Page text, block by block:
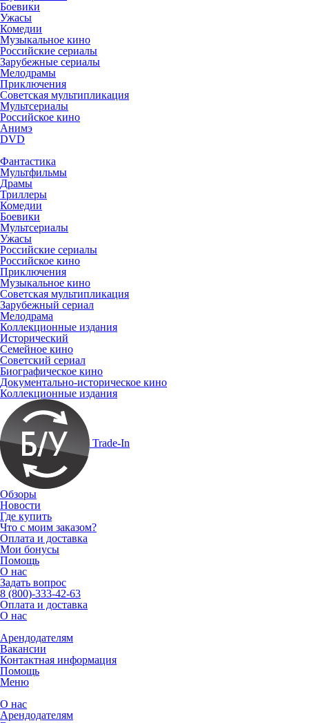
Боевики
Ужасы
Комедии
Музыкальное кино
Российские сериалы
Зарубежные сериалы
Мелодрамы
Приключения
Советская мультипликация
Мультсериалы
Российское кино
Анимэ
DVD
Фантастика
Мультфильмы
Драмы
Триллеры
Комедии
Боевики
Мультсериалы
Ужасы
Российские сериалы
Российское кино
Приключения
Музыкальное кино
Советская мультипликация
Зарубежный сериал
Мелодрама
Коллекционные издания
Исторический
Семейное кино
Советский сериал
Биографическое кино
Документально-историческое кино
Коллекционные издания
Trade-In
Обзоры
Новости
Где купить
Что с моим заказом?
Оплата и доставка
Мои бонусы
Помощь
О нас
Задать вопрос
8 (800)-333-42-63
Оплата и доставка
О нас
Арендодателям
Вакансии
Контактная информация
Помощь
Меню
О нас
Арендодателям